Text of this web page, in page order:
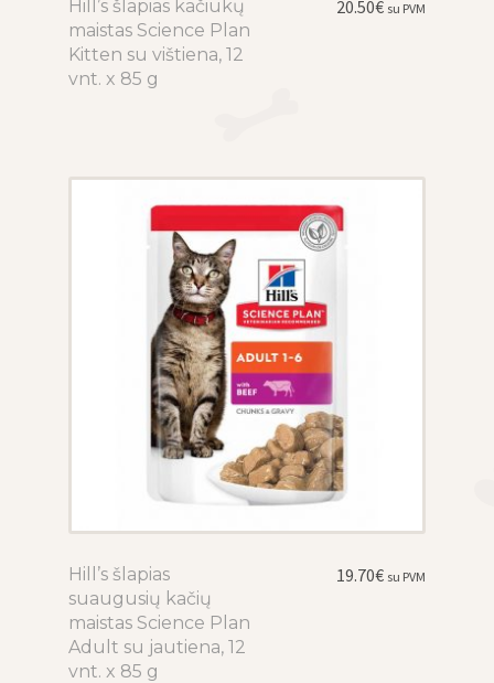
product
may
be
chosen
on
the
product
page
Hill’s šlapias kačiukų
maistas Science Plan
Kitten su vištiena, 12
vnt. x 85 g
20.50€ su PVM
has
Hill’s šlapias
suaugusių kačių
maistas Science Plan
Adult su jautiena, 12
vnt. x 85 g
19.70€ su PVM